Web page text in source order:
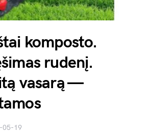
komposto.
rudenį.
vasarą —
05-19